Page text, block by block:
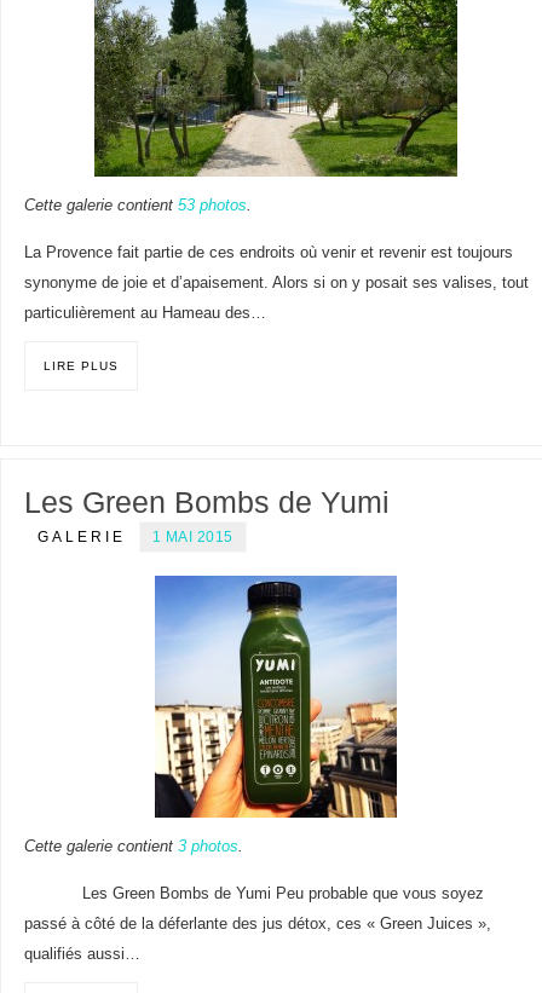
Cette galerie contient 53 photos.
La Provence fait partie de ces endroits où venir et revenir est toujours
synonyme de joie et d’apaisement. Alors si on y posait ses valises, tout
particulièrement au Hameau des…
LIRE PLUS
Les Green Bombs de Yumi
GALERIE 1 MAI 2015
Cette galerie contient 3 photos.
Les Green Bombs de Yumi Peu probable que vous soyez
passé à côté de la déferlante des jus détox, ces « Green Juices »,
qualifiés aussi…